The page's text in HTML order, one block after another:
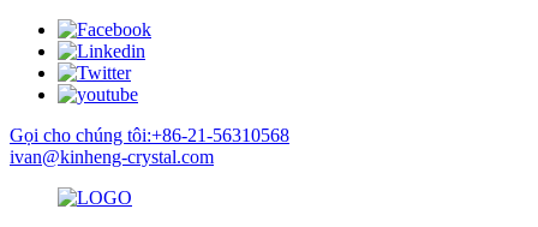
Gọi cho chúng tôi:+86-21-56310568
ivan@kinheng-crystal.com